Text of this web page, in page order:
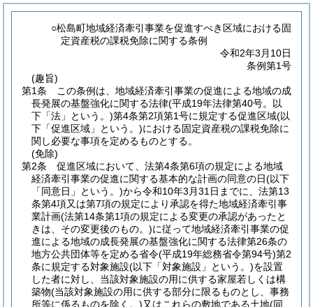
○松島町地域経済牽引事業を促進すべき区域における固
定資産税の課税免除に関する条例
令和2年3月10日
条例第1号
(趣旨)
第1条
この条例は、地域経済牽引事業の促進による地域の成
長発展の基盤強化に関する法律(平成19年法律第40号。以
下「法」という。)第4条第2項第1号に規定する促進区域(以
下「促進区域」という。)における固定資産税の課税免除に
関し必要な事項を定めるものとする。
(免除)
第2条
促進区域において、法第4条第6項の規定による地域
経済牽引事業の促進に関する基本的な計画の同意の日(以下
「同意日」という。)から令和10年3月31日までに、法第13
条第4項又は第7項の規定により承認を得た地域経済牽引事
業計画(法第14条第1項の規定による変更の承認があったと
きは、その変更後のもの。)に従って地域経済牽引事業の促
進による地域の成長発展の基盤強化に関する法律第26条の
地方公共団体等を定める省令(平成19年総務省令第94号)第2
条に規定する対象施設(以下「対象施設」という。)を設置
した者に対し、当該対象施設の用に供する家屋若しくは構
築物(当該対象施設の用に供する部分に限るものとし、事務
所等に係るものを除く。)又はこれらの敷地である土地(同